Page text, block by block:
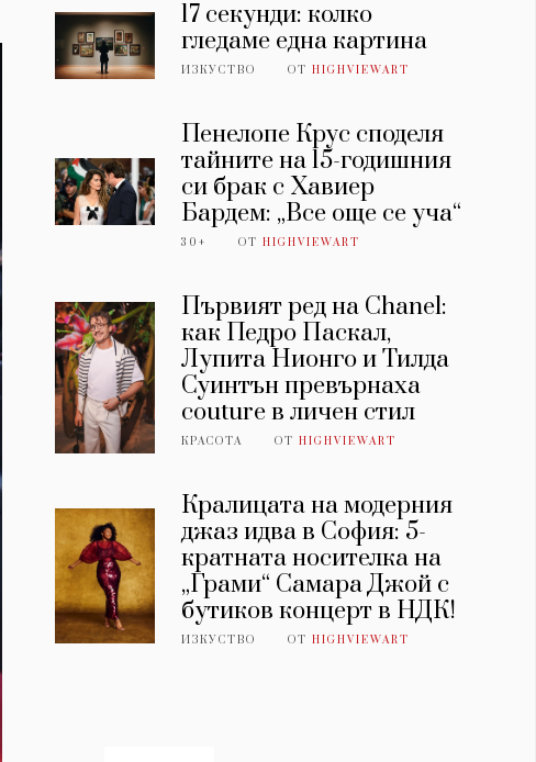
17 секунди: колко
гледаме една картина
ИЗКУСТВО ОТHIGHVIEWART
Пенелопе Крус споделя
тайните на 15-годишния
си брак с Хавиер
Бардем: „Все още се уча“
30+ ОТHIGHVIEWART
Първият ред на Chanel:
как Педро Паскал,
Лупита Нионго и Тилда
Суинтън превърнаха
couture в личен стил
КРАСОТА ОТHIGHVIEWART
Кралицата на модерния
джаз идва в София: 5-
кратната носителка на
„Грами“ Самара Джой с
бутиков концерт в НДК!
ИЗКУСТВО ОТHIGHVIEWART